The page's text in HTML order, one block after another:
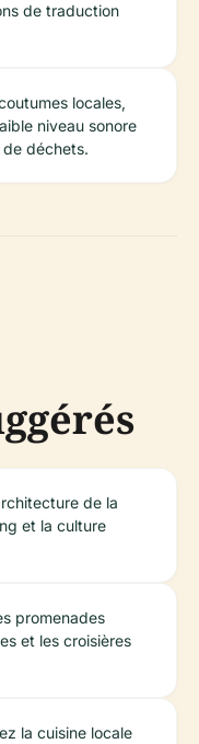
de traduction
locales,
niveau sonore
déchets.
de la
et la culture
promenades
et les croisières
la cuisine locale